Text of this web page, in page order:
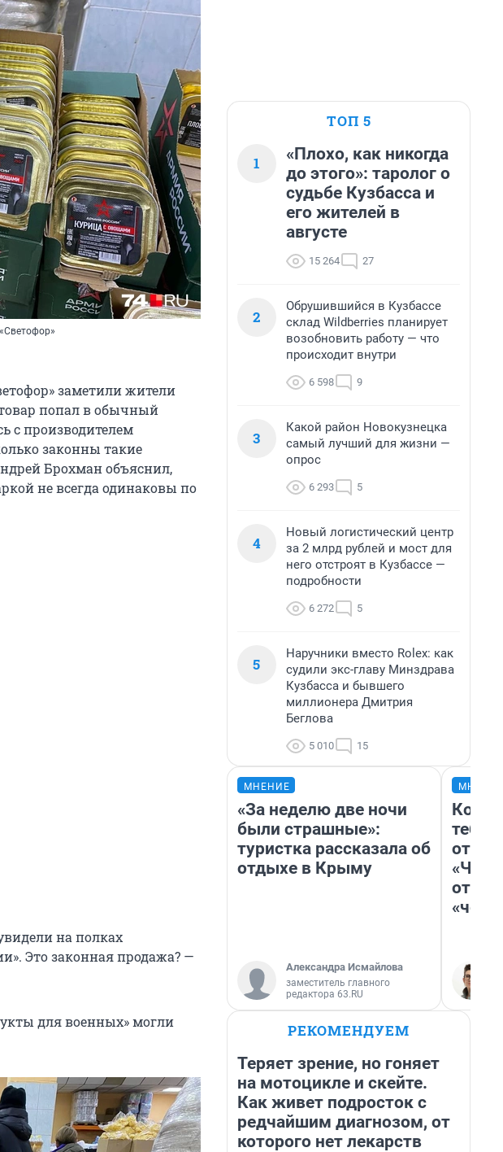
заметили жители
попал в обычный
с производителем
законны такие
Брохман объяснил,
не всегда одинаковы по
на полках
Это законная продажа? —
для военных» могли
ТОП 5
1
«Плохо, как никогда
до этого»: таролог о
судьбе Кузбасса и
его жителей в
августе
15 264 27
2
Обрушившийся в Кузбассе
склад Wildberries планирует
возобновить работу — что
происходит внутри
6 598 9
3
Какой район Новокузнецка
самый лучший для жизни —
опрос
6 293 5
4
Новый логистический центр
за 2 млрд рублей и мост для
него отстроят в Кузбассе —
подробности
6 272 5
5
Наручники вместо Rolex: как
судили экс-главу Минздрава
Кузбасса и бывшего
миллионера Дмитрия
Беглова
5 010 15
МНЕНИЕ
«За неделю две ночи
были страшные»:
туристка рассказала об
отдыхе в Крыму
Александра Исмайлова
заместитель главного
редактора 63.RU
тебя
РЕКОМЕНДУЕМ
Теряет зрение, но гоняет
на мотоцикле и скейте.
Как живет подросток с
редчайшим диагнозом, от
которого нет лекарств